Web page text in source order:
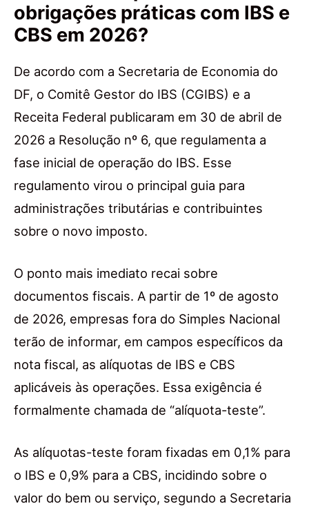
obrigações práticas com IBS e
CBS em 2026?
De acordo com a Secretaria de Economia do
DF, o Comitê Gestor do IBS (CGIBS) e a
Receita Federal publicaram em 30 de abril de
2026 a Resolução nº 6, que regulamenta a
fase inicial de operação do IBS. Esse
regulamento virou o principal guia para
administrações tributárias e contribuintes
sobre o novo imposto.
O ponto mais imediato recai sobre
documentos fiscais. A partir de 1º de agosto
de 2026, empresas fora do Simples Nacional
terão de informar, em campos específicos da
nota fiscal, as alíquotas de IBS e CBS
aplicáveis às operações. Essa exigência é
formalmente chamada de “alíquota-teste”.
As alíquotas-teste foram fixadas em 0,1% para
o IBS e 0,9% para a CBS, incidindo sobre o
valor do bem ou serviço, segundo a Secretaria